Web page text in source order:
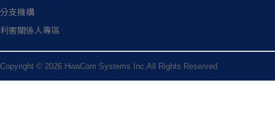
分支機構
利害關係人專區
Copyright © 2026 HwaCom Systems Inc.All Rights Reserved